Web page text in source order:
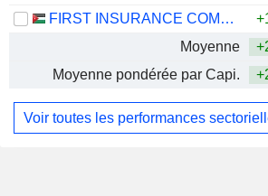
FIRST INSURANCE COMPANY
Moyenne
Moyenne pondérée par Capi.
Voir toutes les performances